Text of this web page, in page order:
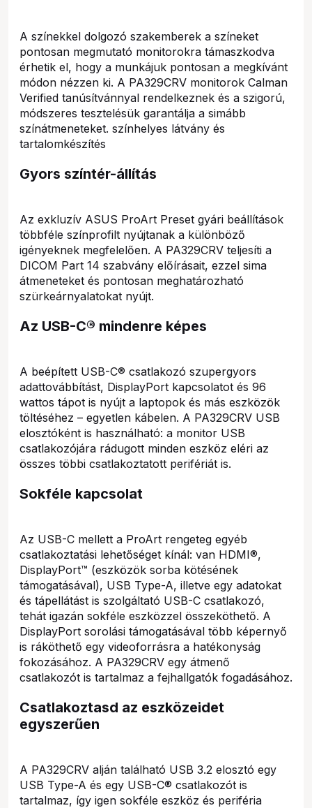
A színekkel dolgozó szakemberek a színeket
pontosan megmutató monitorokra támaszkodva
érhetik el, hogy a munkájuk pontosan a megkívánt
módon nézzen ki. A PA329CRV monitorok Calman
Verified tanúsítvánnyal rendelkeznek és a szigorú,
módszeres tesztelésük garantálja a simább
színátmeneteket. színhelyes látvány és
tartalomkészítés
Gyors színtér-állítás
Az exkluzív ASUS ProArt Preset gyári beállítások
többféle színprofilt nyújtanak a különböző
igényeknek megfelelően. A PA329CRV teljesíti a
DICOM Part 14 szabvány előírásait, ezzel sima
átmeneteket és pontosan meghatározható
szürkeárnyalatokat nyújt.
Az USB-C® mindenre képes
A beépített USB-C® csatlakozó szupergyors
adattovábbítást, DisplayPort kapcsolatot és 96
wattos tápot is nyújt a laptopok és más eszközök
töltéséhez – egyetlen kábelen. A PA329CRV USB
elosztóként is használható: a monitor USB
csatlakozójára rádugott minden eszköz eléri az
összes többi csatlakoztatott perifériát is.
Sokféle kapcsolat
Az USB-C mellett a ProArt rengeteg egyéb
csatlakoztatási lehetőséget kínál: van HDMI®,
DisplayPort™ (eszközök sorba kötésének
támogatásával), USB Type-A, illetve egy adatokat
és tápellátást is szolgáltató USB-C csatlakozó,
tehát igazán sokféle eszközzel összeköthető. A
DisplayPort sorolási támogatásával több képernyő
is ráköthető egy videoforrásra a hatékonyság
fokozásához. A PA329CRV egy átmenő
csatlakozót is tartalmaz a fejhallgatók fogadásához.
Csatlakoztasd az eszközeidet
egyszerűen
A PA329CRV alján található USB 3.2 elosztó egy
USB Type-A és egy USB-C® csatlakozót is
tartalmaz, így igen sokféle eszköz és periféria